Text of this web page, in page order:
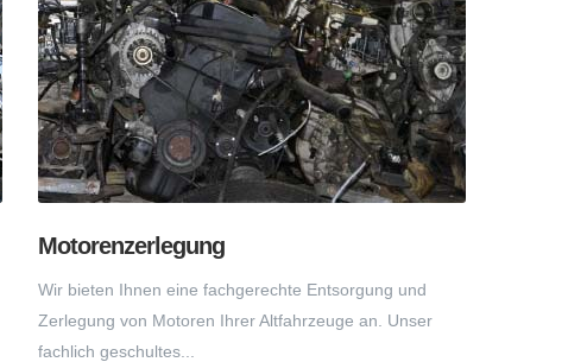
Motorenzerlegung
Wir bieten Ihnen eine fachgerechte Entsorgung und
Zerlegung von Motoren Ihrer Altfahrzeuge an. Unser
fachlich geschultes...